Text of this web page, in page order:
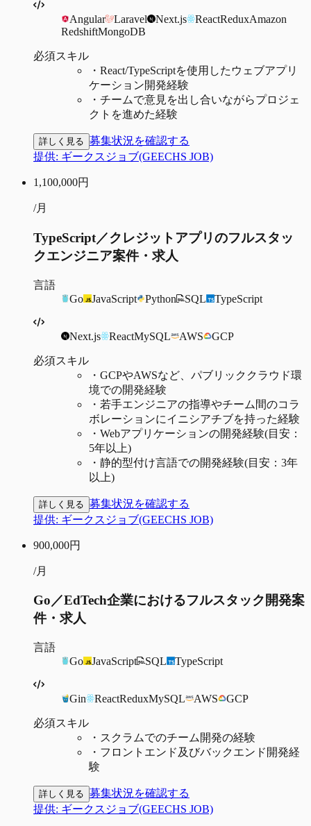
Angular Laravel Next.js ReactReduxAmazon
RedshiftMongoDB
必須スキル
・ React/TypeScriptを使用したウェブアプリ
ケーション開発経験
・ チームで意見を出し合いながらプロジェ
クトを進めた経験
詳しく見る 募集状況を確認する
提供: ギークスジョブ(GEECHS JOB)
1,100,000円
/月
TypeScript／クレジットアプリのフルスタッ
クエンジニア案件・求人
言語
Go
JavaScript Python SQL TypeScript
Next.js ReactMySQL AWS GCP
必須スキル
・ GCPやAWSなど、パブリッククラウド環
境での開発経験
・ 若手エンジニアの指導やチーム間のコラ
ボレーションにイニシアチブを持った経験
・ Webアプリケーションの開発経験(目安：
5年以上)
・ 静的型付け言語での開発経験(目安：3年
以上)
詳しく見る 募集状況を確認する
提供: ギークスジョブ(GEECHS JOB)
900,000円
/月
Go／EdTech企業におけるフルスタック開発案
件・求人
言語
Go
JavaScript SQL TypeScript
Gin ReactReduxMySQL AWS GCP
必須スキル
・ スクラムでのチーム開発の経験
・ フロントエンド及びバックエンド開発経
験
詳しく見る 募集状況を確認する
提供: ギークスジョブ(GEECHS JOB)